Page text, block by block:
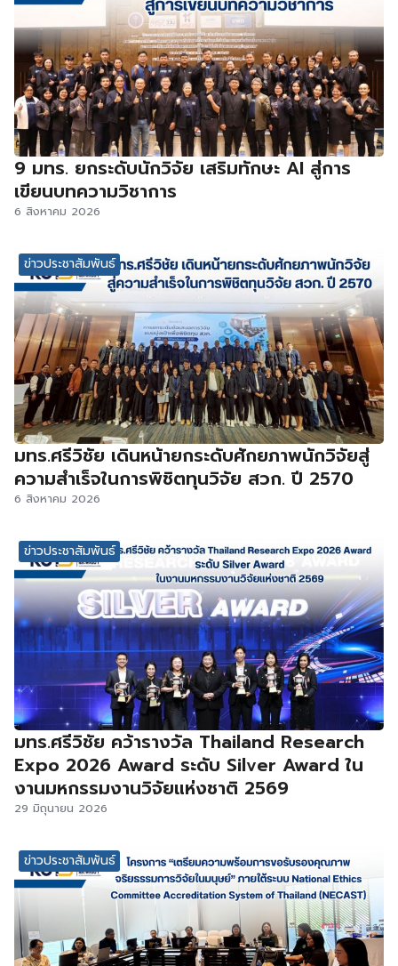
9 มทร. ยกระดับนักวิจัย เสริมทักษะ AI สู่การ
เขียนบทความวิชาการ
6 สิงหาคม 2026
ข่าวประชาสัมพันธ์
มทร.ศรีวิชัย เดินหน้ายกระดับศักยภาพนักวิจัยสู่
ความสำเร็จในการพิชิตทุนวิจัย สวก. ปี 2570
6 สิงหาคม 2026
ข่าวประชาสัมพันธ์
มทร.ศรีวิชัย คว้ารางวัล Thailand Research
Expo 2026 Award ระดับ Silver Award ใน
งานมหกรรมงานวิจัยแห่งชาติ 2569
29 มิถุนายน 2026
ข่าวประชาสัมพันธ์